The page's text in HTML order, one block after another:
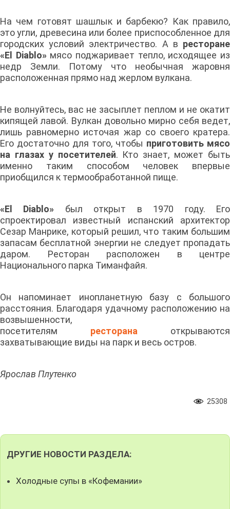
На чем готовят шашлык и барбекю? Как правило,
это угли, древесина или более приспособленное для
городских условий электричество. А в ресторане
«El Diablo»мясо поджаривает тепло, исходящее из
недр Земли. Потому что необычная жаровня
расположенная прямо над жерлом вулкана.
Не волнуйтесь, вас не засыплет пеплом и не окатит
кипящей лавой. Вулкан довольно мирно себя ведет,
лишь равномерно источая жар со своего кратера.
Его достаточно для того, чтобы приготовить мясо
на глазах у посетителей. Кто знает, может быть
именно таким способом человек впервые
приобщился к термообработанной пище.
«El Diablo» был открыт в 1970 году. Его
спроектировал известный испанский архитектор
Сезар Манрике, который решил, что таким большим
запасам бесплатной энергии не следует пропадать
даром. Ресторан расположен в центре
Национального парка Тиманфайя.
Он напоминает инопланетную базу с большого
расстояния. Благодаря удачному расположению на
возвышенности,
посетителям ресторана открываются
захватывающие виды на парк и весь остров.
Ярослав Плутенко
25308
ДРУГИЕ НОВОСТИ РАЗДЕЛА:
Холодные супы в «Кофемании»